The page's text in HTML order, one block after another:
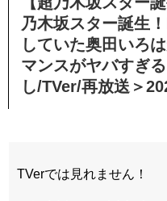
乃木坂スター誕生
していた奥田いろ
マンスがヤバすぎ
し/TVer/再放送＞
TVerでは見れません！